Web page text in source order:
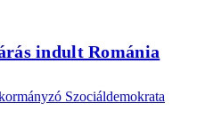
indult Románia
Szociáldemokrata